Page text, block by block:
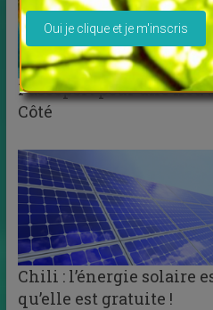
Passeport pour une
Côté
Chili : l’énergie solaire
qu’elle est gratuite !